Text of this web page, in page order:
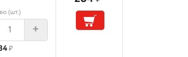
(шт.)
+
₽